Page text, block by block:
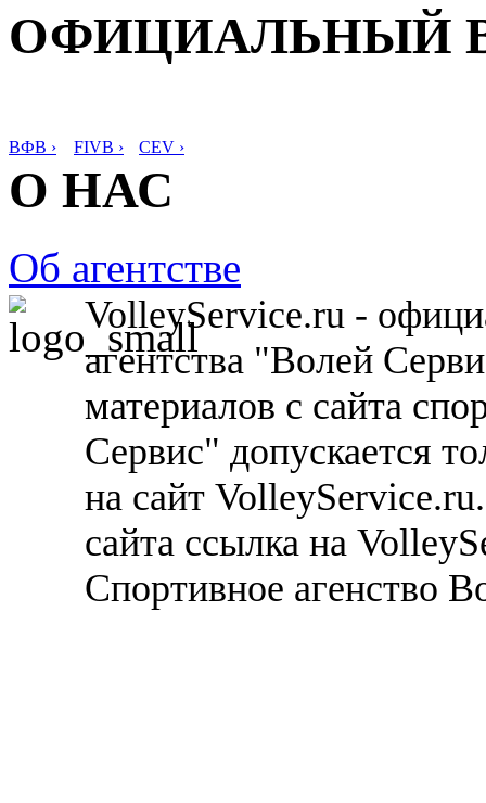
ОФИЦИАЛЬНЫЙ
ВФВ › FIVB › CEV ›
О НАС
Об агентстве
VolleyService.ru -
агентства "Волей
материалов с сайта
Сервис" допускается
на сайт
сайта ссылка на
Спортивное агенство